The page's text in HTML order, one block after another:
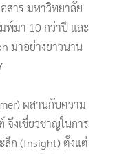
สาร มหาวิทยาลัย
พ์มา 10 กว่าปี และ
มาอย่างยาวนาน
ผสานกับความ
งเชี่ยวชาญในการ
ลึก (Insight) ตั้งแต่